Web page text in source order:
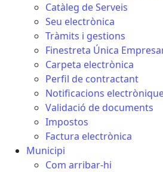
Catàleg de Serveis
Seu electrònica
Tràmits i gestions
Finestreta Única
Carpeta electrònica
Perfil de contractant
Notificacions
Validació de documents
Impostos
Factura electrònica
Municipi
Com arribar-hi